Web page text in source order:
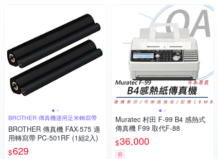
BROTHER 傳真機適用足米轉寫帶
BROTHER 傳真機 FAX-575 適
用轉寫帶 PC-501RF (1組2入)
$629
Muratec 村田 F-99 B4 感熱式
傳真機 F99 取代F-88
$36,000
券